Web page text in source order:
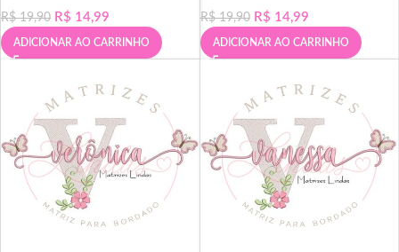
R$19,90 R$ 14,99
ADICIONAR AO CARRINHO
R$19,90 R$ 14,99
ADICIONAR AO CARRINHO